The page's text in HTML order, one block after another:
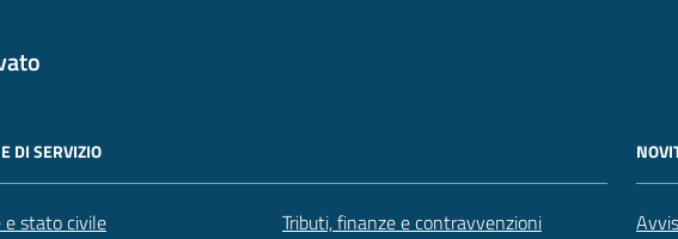
DI SERVIZIO
e stato civile
Tributi, finanze e contravvenzioni